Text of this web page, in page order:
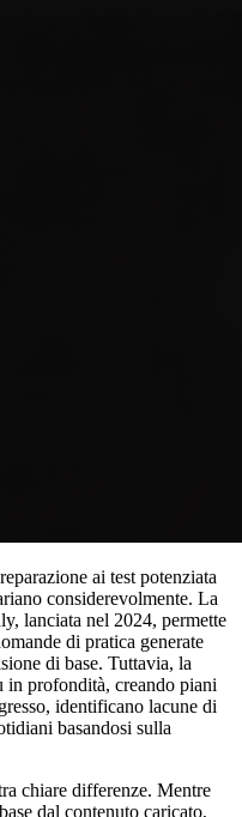
ai test potenziata
considerevolmente. La
lanciata nel 2024, permette
di pratica generate
di base. Tuttavia, la
in profondità, creando piani
identificano lacune di
basandosi sulla
chiare differenze. Mentre
dal contenuto caricato,